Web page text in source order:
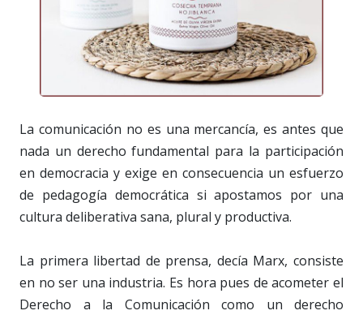
La comunicación no es una mercancía, es antes que
nada un derecho fundamental para la participación
en democracia y exige en consecuencia un esfuerzo
de pedagogía democrática si apostamos por una
cultura deliberativa sana, plural y productiva.
La primera libertad de prensa, decía Marx, consiste
en no ser una industria. Es hora pues de acometer el
Derecho a la Comunicación como un derecho